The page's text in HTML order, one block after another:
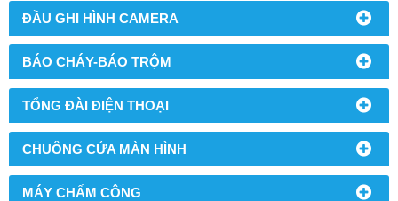
ĐẦU GHI HÌNH CAMERA
BÁO CHÁY-BÁO TRỘM
TỔNG ĐÀI ĐIỆN THOẠI
CHUÔNG CỬA MÀN HÌNH
MÁY CHẤM CÔNG